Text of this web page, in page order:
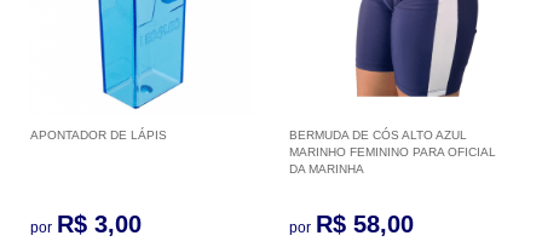
APONTADOR DE LÁPIS
por R$ 3,00
BERMUDA DE CÓS ALTO AZUL
MARINHO FEMININO PARA OFICIAL
DA MARINHA
por R$ 58,00